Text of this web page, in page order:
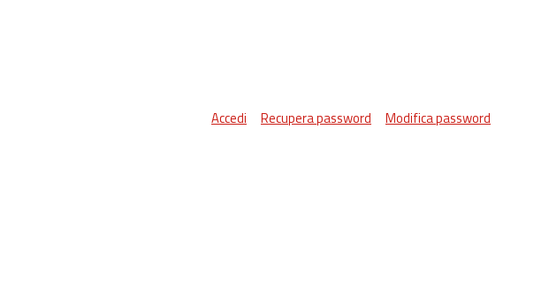
Accedi Recupera password Modifica password